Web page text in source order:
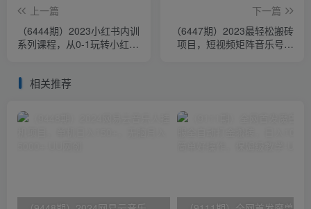
上一篇
（6444期）2023小红书内训
系列课程，从0-1玩转小红
下一篇
（6447期）2023最轻松搬砖
项目，短视频矩阵音乐号流
相关推荐